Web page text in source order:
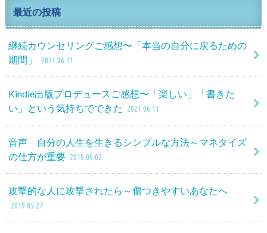
最近の投稿
継続カウンセリングご感想〜「本当の自分に戻るための
期間」
2021.06.11
Kindle出版プロデュースご感想〜「楽しい」「書きた
い」という気持ちでできた
2021.06.11
音声 自分の人生を生きるシンプルな方法～マネタイズ
の仕方が重要 2019.09.02
攻撃的な人に攻撃されたら～傷つきやすいあなたへ
2019.05.27